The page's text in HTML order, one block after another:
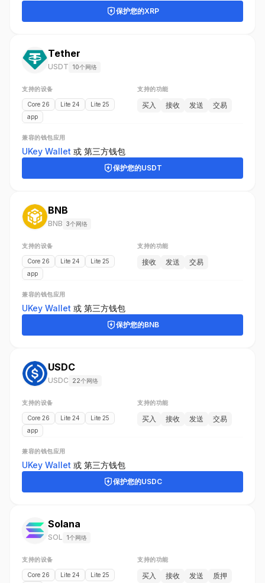
保护您的XRP
Tether
USDT 10个网络
支持的设备
Core 26 Lite 24
Lite 25
app
支持的功能
买入 接收 发送 交易
兼容的钱包应用
UKey Wallet 或 第三方钱包
保护您的USDT
BNB
BNB 3个网络
支持的设备
Core 26 Lite 24
Lite 25
app
支持的功能
接收 发送 交易
兼容的钱包应用
UKey Wallet 或 第三方钱包
保护您的BNB
USDC
USDC 22个网络
支持的设备
Core 26 Lite 24
Lite 25
app
支持的功能
买入 接收 发送 交易
兼容的钱包应用
UKey Wallet 或 第三方钱包
保护您的USDC
Solana
SOL 1个网络
支持的设备
Core 26 Lite 24 Lite 25
支持的功能
买入 接收 发送 质押